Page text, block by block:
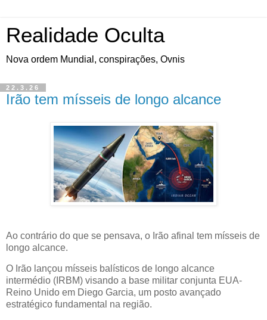
Realidade Oculta
Nova ordem Mundial, conspirações, Ovnis
22.3.26
Irão tem mísseis de longo alcance
Ao contrário do que se pensava, o Irão afinal tem mísseis de
longo alcance.
O Irão lançou mísseis balísticos de longo alcance
intermédio (IRBM) visando a base militar conjunta EUA-
Reino Unido em Diego Garcia, um posto avançado
estratégico fundamental na região.